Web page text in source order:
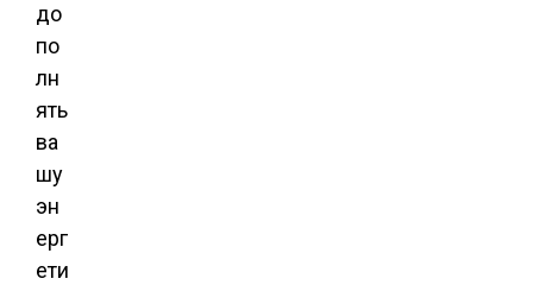
до
по
лн
ять
ва
шу
эн
ерг
ети